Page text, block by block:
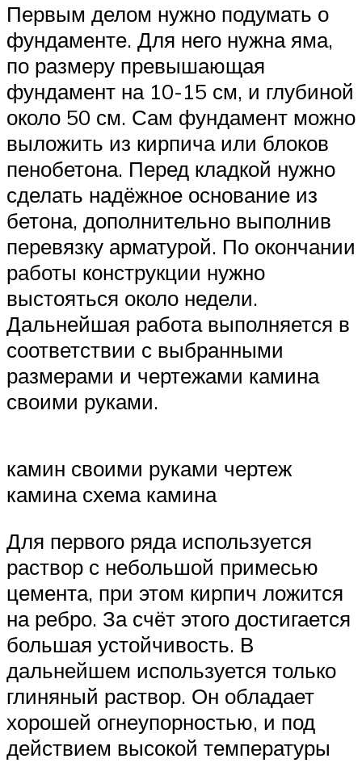
Первым делом нужно подумать о
фундаменте. Для него нужна яма,
по размеру превышающая
фундамент на 10-15 см, и глубиной
около 50 см. Сам фундамент можно
выложить из кирпича или блоков
пенобетона. Перед кладкой нужно
сделать надёжное основание из
бетона, дополнительно выполнив
перевязку арматурой. По окончании
работы конструкции нужно
выстояться около недели.
Дальнейшая работа выполняется в
соответствии с выбранными
размерами и чертежами камина
своими руками.
камин своими руками чертеж
камина схема камина
Для первого ряда используется
раствор с небольшой примесью
цемента, при этом кирпич ложится
на ребро. За счёт этого достигается
большая устойчивость. В
дальнейшем используется только
глиняный раствор. Он обладает
хорошей огнеупорностью, и под
действием высокой температуры